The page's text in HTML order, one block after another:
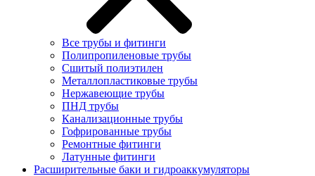
Все трубы и фитинги
Полипропиленовые трубы
Сшитый полиэтилен
Металлопластиковые трубы
Нержавеющие трубы
ПНД трубы
Канализационные трубы
Гофрированные трубы
Ремонтные фитинги
Латунные фитинги
Расширительные баки и гидроаккумуляторы